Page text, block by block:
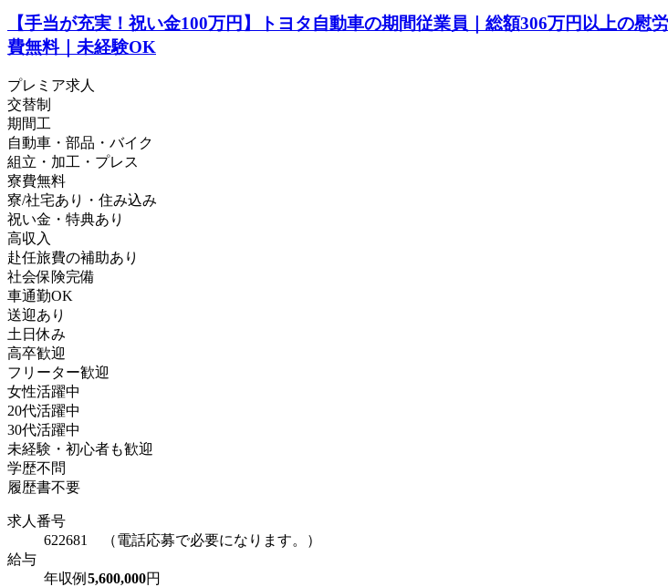
【手当が充実！祝い金100万円】トヨタ自動車の期間従業員｜総額306万円以上の
費無料｜未経験OK
プレミア求人
交替制
期間工
自動車・部品・バイク
組立・加工・プレス
寮費無料
寮/社宅あり・住み込み
祝い金・特典あり
高収入
赴任旅費の補助あり
社会保険完備
車通勤OK
送迎あり
土日休み
高卒歓迎
フリーター歓迎
女性活躍中
20代活躍中
30代活躍中
未経験・初心者も歓迎
学歴不問
履歴書不要
求人番号
622681 （電話応募で必要になります。）
給与
年収例 5,600,000円